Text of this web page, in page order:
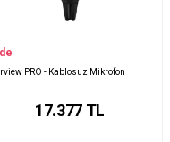
PRO - Kablosuz Mikrofon
17.377TL